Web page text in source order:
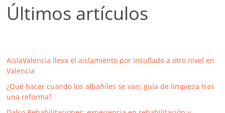
Últimos artículos
AislaValencia lleva el aislamiento por insuflado a otro nivel en
Valencia
¿Qué hacer cuando los albañiles se van: guía de limpieza tras
una reforma?